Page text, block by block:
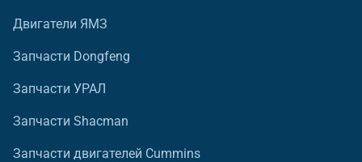
Двигатели ЯМЗ
Запчасти Dongfeng
Запчасти УРАЛ
Запчасти Shacman
Запчасти двигателей Cummins